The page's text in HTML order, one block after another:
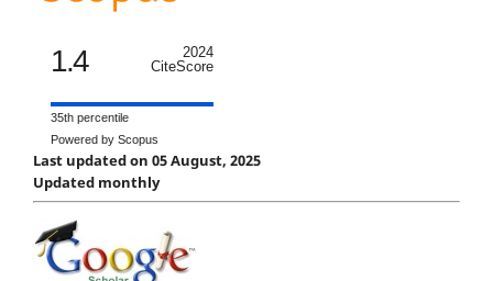
1.4
2024
CiteScore
35th percentile
Powered by Scopus
Last updated on 05 August, 2025
Updated monthly